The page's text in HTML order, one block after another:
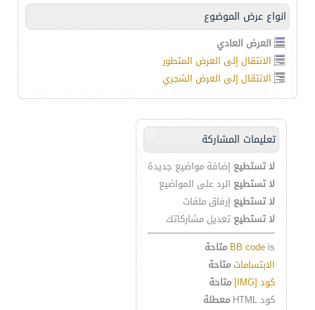
انواع عرض الموضوع
العرض العادي
الانتقال إلى العرض المتطور
الانتقال إلى العرض الشجري
تعليمات المشاركة
لا تستطيع إضافة مواضيع جديدة
لا تستطيع الرد على المواضيع
لا تستطيع إرفاق ملفات
لا تستطيع تعديل مشاركاتك
BB code is
متاحة
الابتساماتمتاحة
كود [IMG]
متاحة
كود HTML
معطلة